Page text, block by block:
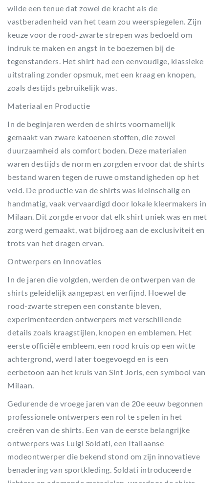
wilde een tenue dat zowel de kracht als de
vastberadenheid van het team zou weerspiegelen. Zijn
keuze voor de rood-zwarte strepen was bedoeld om
indruk te maken en angst in te boezemen bij de
tegenstanders. Het shirt had een eenvoudige, klassieke
uitstraling zonder opsmuk, met een kraag en knopen,
zoals destijds gebruikelijk was.
Materiaal en Productie
In de beginjaren werden de shirts voornamelijk
gemaakt van zware katoenen stoffen, die zowel
duurzaamheid als comfort boden. Deze materialen
waren destijds de norm en zorgden ervoor dat de shirts
bestand waren tegen de ruwe omstandigheden op het
veld. De productie van de shirts was kleinschalig en
handmatig, vaak vervaardigd door lokale kleermakers in
Milaan. Dit zorgde ervoor dat elk shirt uniek was en met
zorg werd gemaakt, wat bijdroeg aan de exclusiviteit en
trots van het dragen ervan.
Ontwerpers en Innovaties
In de jaren die volgden, werden de ontwerpen van de
shirts geleidelijk aangepast en verfijnd. Hoewel de
rood-zwarte strepen een constante bleven,
experimenteerden ontwerpers met verschillende
details zoals kraagstijlen, knopen en emblemen. Het
eerste officiële embleem, een rood kruis op een witte
achtergrond, werd later toegevoegd en is een
eerbetoon aan het kruis van Sint Joris, een symbool van
Milaan.
Gedurende de vroege jaren van de 20e eeuw begonnen
professionele ontwerpers een rol te spelen in het
creëren van de shirts. Een van de eerste belangrijke
ontwerpers was Luigi Soldati, een Italiaanse
modeontwerper die bekend stond om zijn innovatieve
benadering van sportkleding. Soldati introduceerde